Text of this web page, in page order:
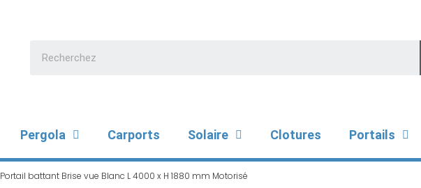
Pergola Carports Solaire Clotures Portails
Portail battant Brise vue Blanc L 4000 x H 1880 mm Motorisé